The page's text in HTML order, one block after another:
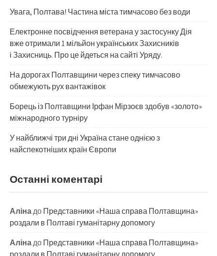
Увага, Полтава! Частина міста тимчасово без води
Електронне посвідчення ветерана у застосунку Дія
вже отримали 1 мільйон українських Захисників
і Захисниць. Про це йдеться на сайті Уряду.
На дорогах Полтавщини через спеку тимчасово
обмежують рух вантажівок
Борець із Полтавщини Ірфан Мірзоєв здобув «золото»
міжнародного турніру
​У найближчі три дні Україна стане однією з
найспекотніших країн Європи
Останні коментарі
АлінадоПредставники «Наша справа Полтавщина»
роздали в Полтаві гуманітарну допомогу
АлінадоПредставники «Наша справа Полтавщина»